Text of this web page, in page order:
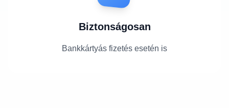
Biztonságosan
Bankkártyás fizetés esetén is